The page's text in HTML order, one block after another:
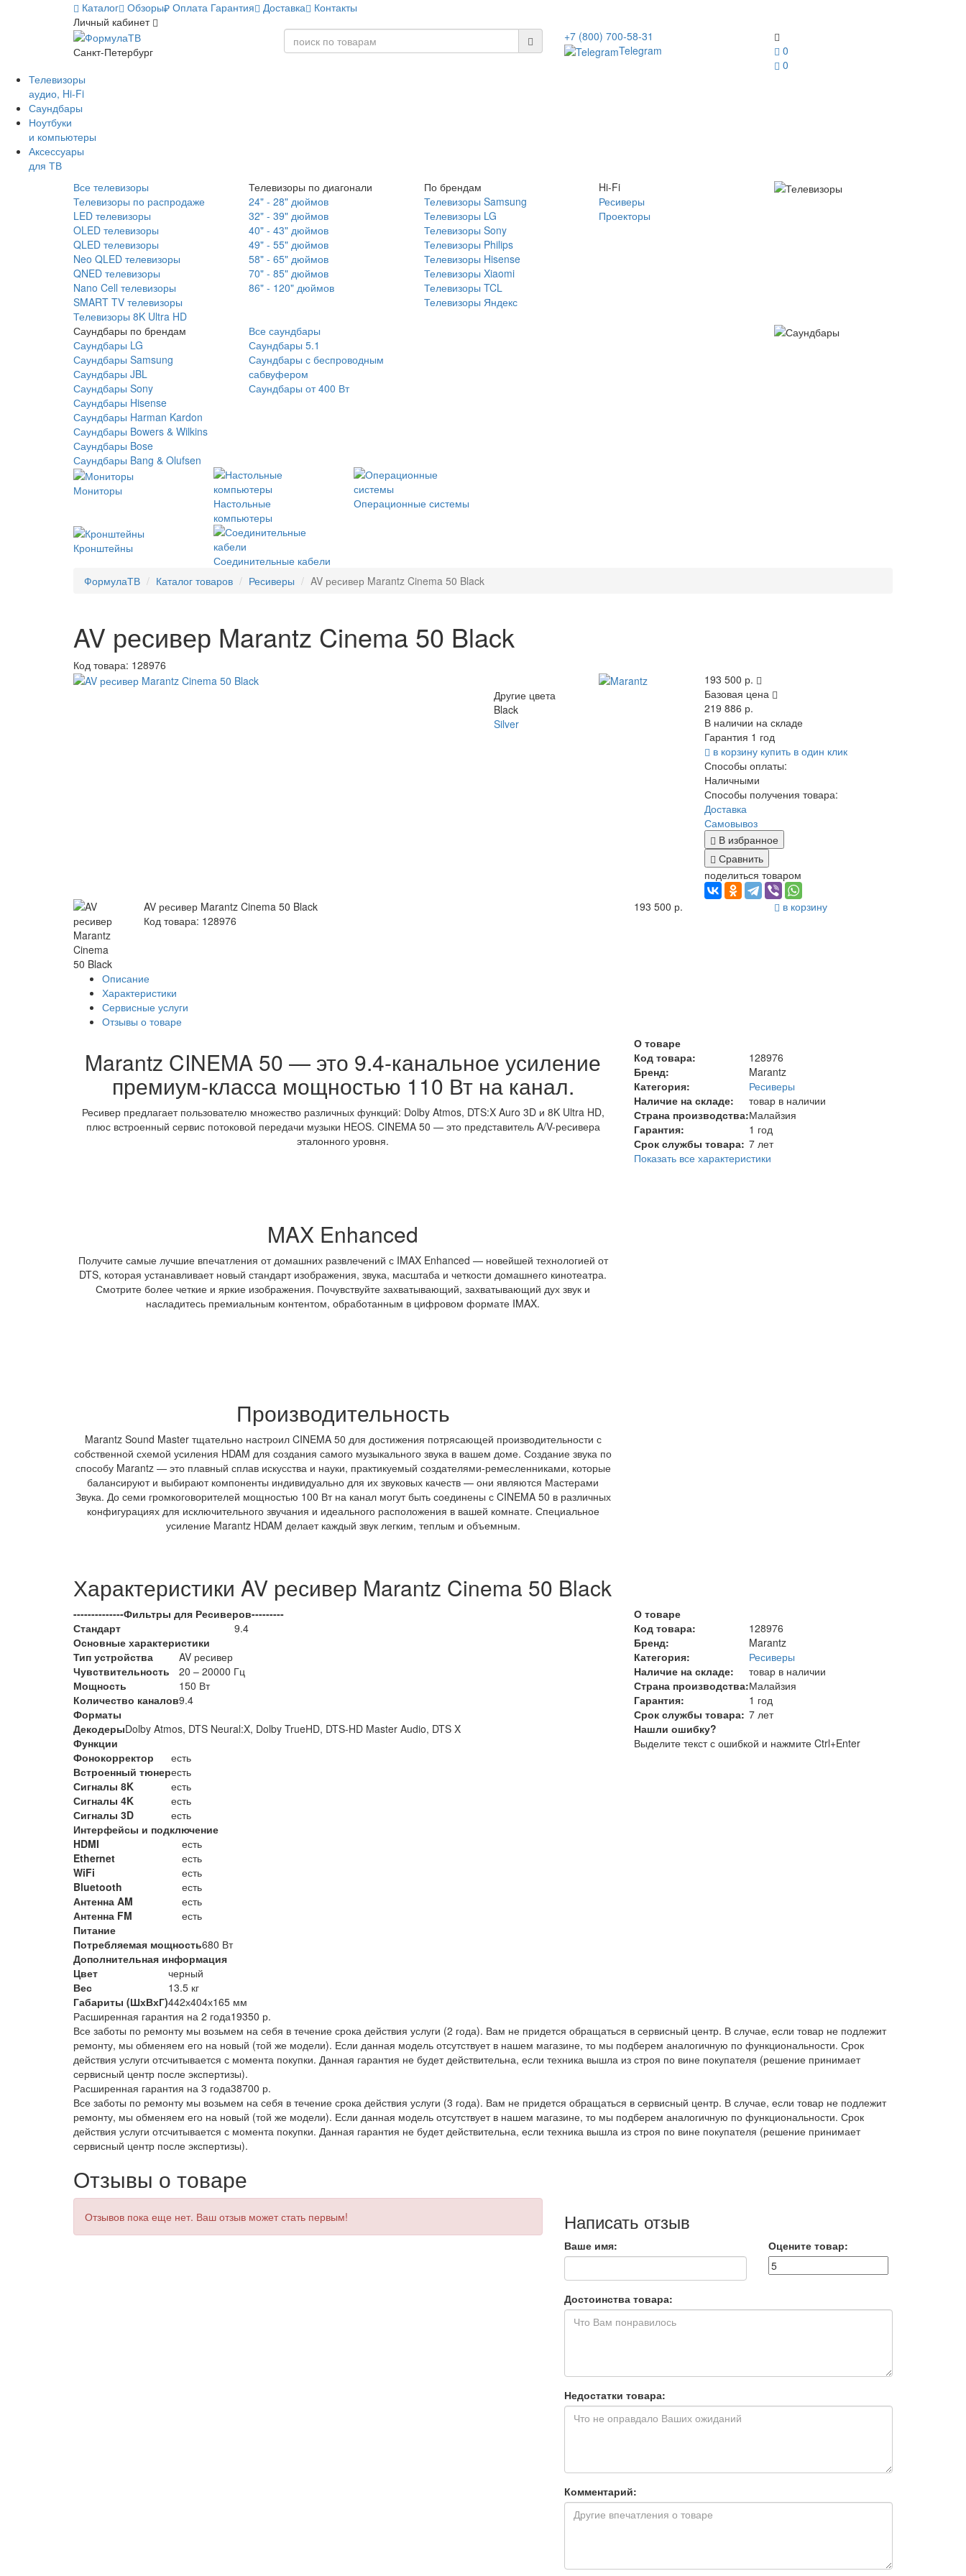
Каталог Обзоры Оплата Гарантия Доставка
Контакты
Личный кабинет
Санкт-Петербург
0
0
+7 (800) 700-58-31
Telegram
Телевизоры
аудио, Hi-Fi
Саундбары
Ноутбуки
и компьютеры
Аксессуары
для ТВ
Все телевизоры
Телевизоры по распродаже
LED телевизоры
OLED телевизоры
QLED телевизоры
Neo QLED телевизоры
QNED телевизоры
Nano Cell телевизоры
SMART TV телевизоры
Телевизоры 8K Ultra HD
Телевизоры по диагонали
24" - 28" дюймов
32" - 39" дюймов
40" - 43" дюймов
49" - 55" дюймов
58" - 65" дюймов
70" - 85" дюймов
86" - 120" дюймов
По брендам
Телевизоры Samsung
Телевизоры LG
Телевизоры Sony
Телевизоры Philips
Телевизоры Hisense
Телевизоры Xiaomi
Телевизоры TCL
Телевизоры Яндекс
Hi-Fi
Ресиверы
Проекторы
Саундбары по брендам
Саундбары LG
Саундбары Samsung
Саундбары JBL
Саундбары Sony
Саундбары Hisense
Саундбары Harman Kardon
Саундбары Bowers & Wilkins
Саундбары Bose
Саундбары Bang & Olufsen
Все саундбары
Саундбары 5.1
Саундбары с беспроводным
сабвуфером
Саундбары от 400 Вт
Мониторы
Настольные
компьютеры
Операционные системы
Кронштейны
Соединительные кабели
ФормулаТВ
Каталог товаров Ресиверы AV ресивер Marantz Cinema 50 Black
AV ресивер Marantz Cinema 50 Black
Код товара: 128976
Другие цвета
Black
Silver
193 500 р.
Базовая цена
219 886 р.
В наличии на складе
Гарантия 1 год
в корзину купить в один клик
Способы оплаты:
Наличными
Способы получения товара:
Доставка
Самовывоз
В избранное
Сравнить
поделиться товаром
AV ресивер Marantz Cinema 50 Black
Код товара: 128976
193 500 р. в корзину
Описание
Характеристики
Сервисные услуги
Отзывы о товаре
О товаре
Код товара:
128976
Бренд:
Marantz
Категория:
Ресиверы
Наличие на складе:
товар в наличии
Страна производства:Малайзия
Гарантия:
1 год
Срок службы товара: 7 лет
Показать все характеристики
Marantz CINEMA 50 — это 9.4-канальное усиление
премиум-класса мощностью 110 Вт на канал.
Ресивер предлагает пользователю множество различных функций: Dolby Atmos, DTS:X Auro 3D и 8K Ultra HD,
плюс встроенный сервис потоковой передачи музыки HEOS. CINEMA 50 — это представитель A/V-ресивера
эталонного уровня.
MAX Enhanced
Получите самые лучшие впечатления от домашних развлечений с IMAX Enhanced — новейшей технологией от
DTS, которая устанавливает новый стандарт изображения, звука, масштаба и четкости домашнего кинотеатра.
Смотрите более четкие и яркие изображения. Почувствуйте захватывающий, захватывающий дух звук и
насладитесь премиальным контентом, обработанным в цифровом формате IMAX.
Производительность
Marantz Sound Master тщательно настроил CINEMA 50 для достижения потрясающей производительности с
собственной схемой усиления HDAM для создания самого музыкального звука в вашем доме. Создание звука по
способу Marantz — это плавный сплав искусства и науки, практикуемый создателями-ремесленниками, которые
балансируют и выбирают компоненты индивидуально для их звуковых качеств — они являются Мастерами
Звука. До семи громкоговорителей мощностью 100 Вт на канал могут быть соединены с CINEMA 50 в различных
конфигурациях для исключительного звучания и идеального расположения в вашей комнате. Специальное
усиление Marantz HDAM делает каждый звук легким, теплым и объемным.
Характеристики AV ресивер Marantz Cinema 50 Black
О товаре
Код товара:
128976
Бренд:
Marantz
Категория:
Ресиверы
Наличие на складе:
товар в наличии
Страна производства:Малайзия
Гарантия:
1 год
Срок службы товара: 7 лет
Нашли ошибку?
Выделите текст с ошибкой и нажмите Ctrl+Enter
--------------Фильтры для Ресиверов---------
Стандарт
9.4
Основные характеристики
Тип устройства
AV ресивер
Чувствительность
20 – 20000 Гц
Мощность
150 Вт
Количество каналов9.4
Форматы
ДекодерыDolby Atmos, DTS Neural:X, Dolby TrueHD, DTS-HD Master Audio, DTS X
Функции
Фонокорректор
есть
Встроенный тюнересть
Сигналы 8K
есть
Сигналы 4K
есть
Сигналы 3D
есть
Интерфейсы и подключение
HDMI
есть
Ethernet
есть
WiFi
есть
Bluetooth
есть
Антенна AM
есть
Антенна FM
есть
Питание
Потребляемая мощность680 Вт
Дополнительная информация
Цвет
черный
Вес
13.5 кг
Габариты (ШхВхГ)442х404х165 мм
Расширенная гарантия на 2 года19350 р.
Все заботы по ремонту мы возьмем на себя в течение срока действия услуги (2 года). Вам не придется обращаться в сервисный центр. В случае, если товар не подлежит
ремонту, мы обменяем его на новый (той же модели). Если данная модель отсутствует в нашем магазине, то мы подберем аналогичную по функциональности. Срок
действия услуги отсчитывается с момента покупки. Данная гарантия не будет действительна, если техника вышла из строя по вине покупателя (решение принимает
сервисный центр после экспертизы).
Расширенная гарантия на 3 года38700 р.
Все заботы по ремонту мы возьмем на себя в течение срока действия услуги (3 года). Вам не придется обращаться в сервисный центр. В случае, если товар не подлежит
ремонту, мы обменяем его на новый (той же модели). Если данная модель отсутствует в нашем магазине, то мы подберем аналогичную по функциональности. Срок
действия услуги отсчитывается с момента покупки. Данная гарантия не будет действительна, если техника вышла из строя по вине покупателя (решение принимает
сервисный центр после экспертизы).
Отзывы о товаре
Отзывов пока еще нет. Ваш отзыв может стать первым! Написать отзыв
Ваше имя: Оцените товар:
Достоинства товара:
Недостатки товара:
Комментарий: